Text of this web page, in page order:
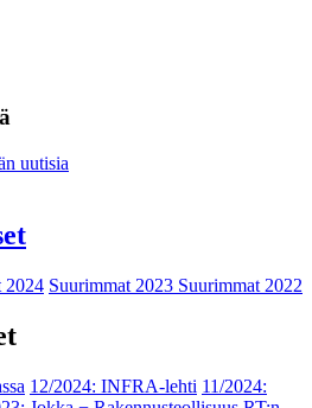
uutisia
2024 Suurimmat 2023 Suurimmat 2022
12/2024: INFRA-lehti 11/2024: